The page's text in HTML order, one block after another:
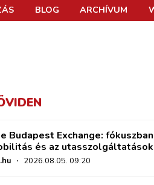
BLOG ARCHÍVUM
Budapest Exchange:
és az
· 2026.08.05. 09:20